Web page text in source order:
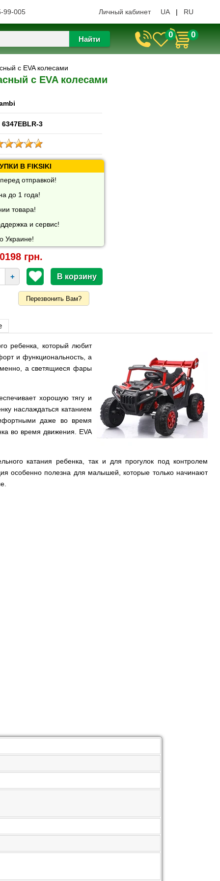
99-005 Личный кабинет UA | RU
Найти 0 0
с EVA колесами
с EVA колесами
6347EBLR-3
В FIKSIKI
отправкой!
до 1 года!
товара!
и сервис!
Украине!
грн.
+
Перезвонить Вам?
ребенка, который любит
и функциональность, а
а светящиеся фары
хорошую тягу и
наслаждаться катанием
даже во время
во время движения. EVA
катания ребенка, так и для прогулок под контролем
особенно полезна для малышей, которые только начинают